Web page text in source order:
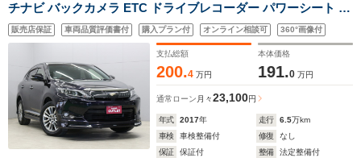
チナビ バックカメラ ETC ドライブレコーダー パワーシート ハ
ーフレザーシート LEDヘッドライト クリアランスソナー レー
ダークルーズコントロール 社外セキュリティ
販売店保証 車両品質評価書付 購入プラン付 オンライン相談可 360°画像付
支払総額
200.4 万円
本体価格
191.0 万円
通常ローン 月々23,100円
年式 2017年 走行 6.5万km
車検
車検整備付 修復
なし
保証
保証付 整備
法定整備付